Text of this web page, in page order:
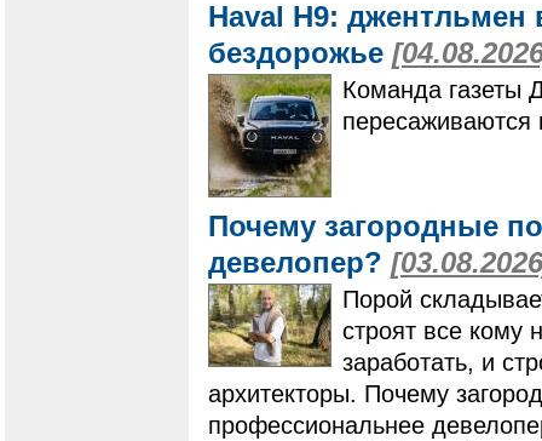
Haval H9: джентльмен
бездорожье
Команда газеты
пересаживаются
Почему загородные
девелопер?
Порой
строят все
заработать, и
архитекторы. Почему
профессиональнее